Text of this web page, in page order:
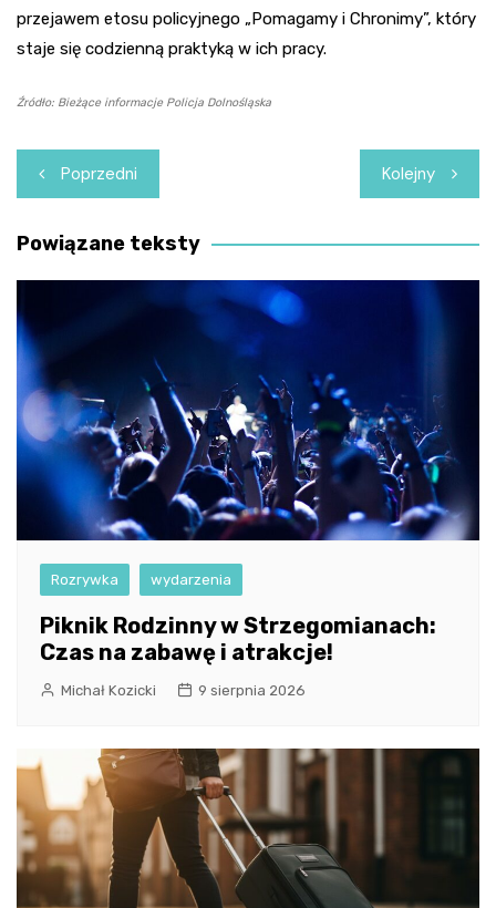
przejawem etosu policyjnego „Pomagamy i Chronimy”, który
staje się codzienną praktyką w ich pracy.
Źródło: Bieżące informacje Policja Dolnośląska
Nawigacja
wpisu
Poprzedni Kolejny
Powiązane teksty
Rozrywka wydarzenia
Piknik Rodzinny w Strzegomianach:
Czas na zabawę i atrakcje!
Michał Kozicki 9 sierpnia 2026